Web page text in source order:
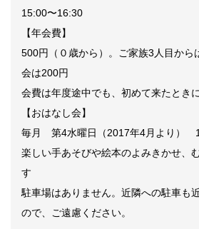
15:00〜16:30
【年会費】
500円（０歳から） 。 ご家族3人目から
会は200円
会費は年度途中でも、初めて来たとき
【おはなし会】
毎月 第4水曜日（2017年4月より）
楽しい手あそびや絵本のよみきかせ、
す
駐車場はありません。近隣への駐車も
ので、ご遠慮ください。